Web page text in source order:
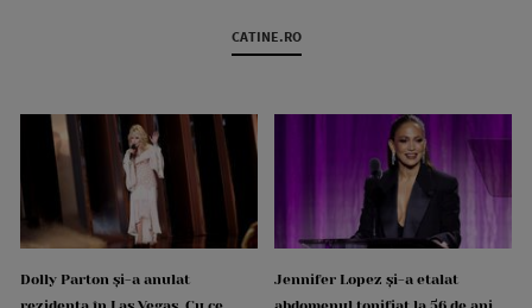
CATINE.RO
Dolly Parton și-a anulat
Jennifer Lopez și-a etalat